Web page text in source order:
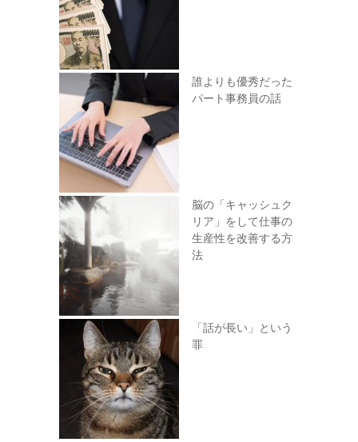
誰よりも優秀だった
パート事務員の話
脳の「キャッシュク
リア」をして仕事の
生産性を改善する方
法
「話が長い」という
罪